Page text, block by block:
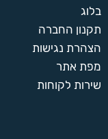
בלוג
תקנון החברה
הצהרת נגישות
מפת אתר
שירות לקוחות